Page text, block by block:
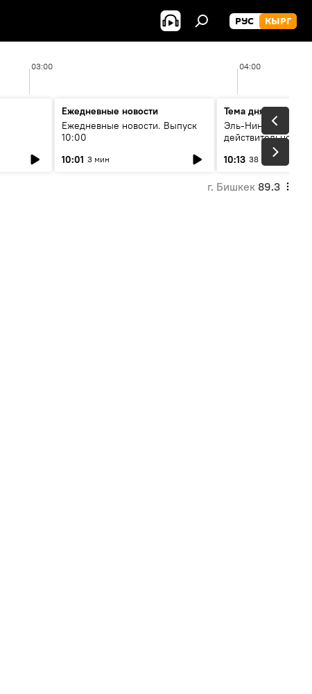
РУС КЫРГ
03:00 04:00
Ежедневные новости
Ежедневные новости. Выпуск
10:00
10:01 3 мин
Тема дня
Эль-Ниньо, жара и
действительно
погоду в
10:13 38 мин
г. Бишкек 89.3